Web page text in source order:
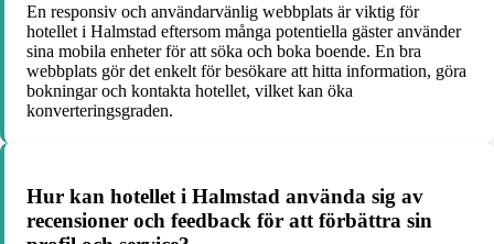
En responsiv och användarvänlig webbplats är viktig för
hotellet i Halmstad eftersom många potentiella gäster använder
sina mobila enheter för att söka och boka boende. En bra
webbplats gör det enkelt för besökare att hitta information, göra
bokningar och kontakta hotellet, vilket kan öka
konverteringsgraden.
Hur kan hotellet i Halmstad använda sig av
recensioner och feedback för att förbättra sin